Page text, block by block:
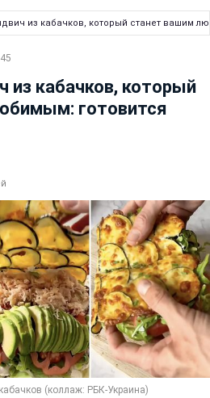
из кабачков, который станет вашим
из кабачков, который
готовится
(коллаж: РБК-Украина)